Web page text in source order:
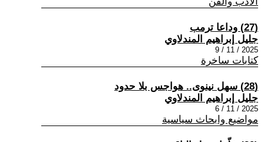
(27) وداعا ترمب
جليل إبراهيم المندلاوي
2025 / 11 / 9
كتابات ساخرة
(28) سهل نينوى.. هواجس بلا حدود
جليل إبراهيم المندلاوي
2025 / 11 / 6
مواضيع وابحاث سياسية